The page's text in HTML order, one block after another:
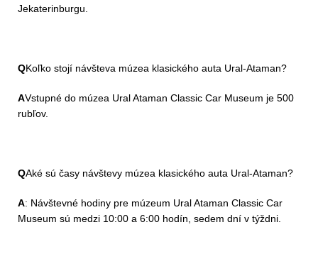
Jekaterinburgu.
QKoľko stojí návšteva múzea klasického auta Ural-Ataman?
AVstupné do múzea Ural Ataman Classic Car Museum je 500
rubľov.
QAké sú časy návštevy múzea klasického auta Ural-Ataman?
A: Návštevné hodiny pre múzeum Ural Ataman Classic Car
Museum sú medzi 10:00 a 6:00 hodín, sedem dní v týždni.